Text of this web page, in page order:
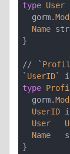
type User
  gorm.
Name
}
// `
` UserID
type
  gorm.
UserID
User
Name